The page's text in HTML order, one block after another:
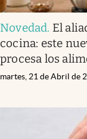
Novedad. El
cocina: este
procesa los
martes, 21 de Abril de